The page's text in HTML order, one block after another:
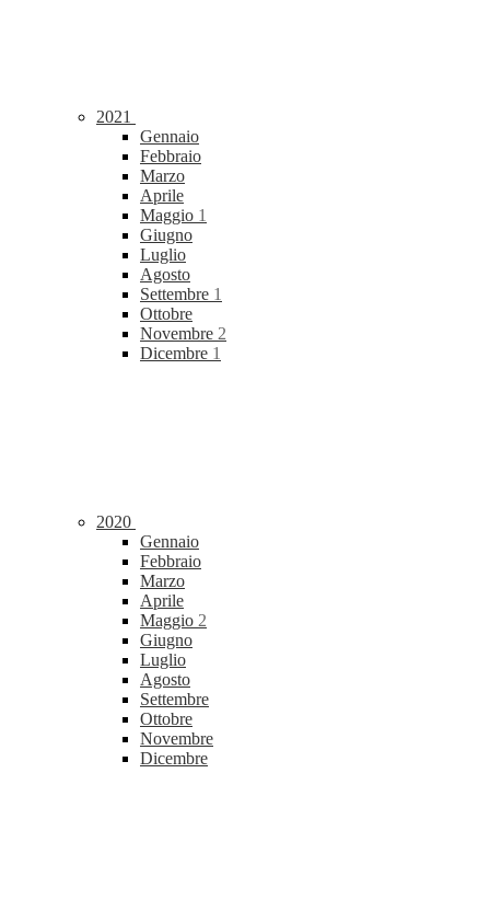
2021
Gennaio
Febbraio
Marzo
Aprile
Maggio 1
Giugno
Luglio
Agosto
Settembre 1
Ottobre
Novembre 2
Dicembre 1
2020
Gennaio
Febbraio
Marzo
Aprile
Maggio 2
Giugno
Luglio
Agosto
Settembre
Ottobre
Novembre
Dicembre